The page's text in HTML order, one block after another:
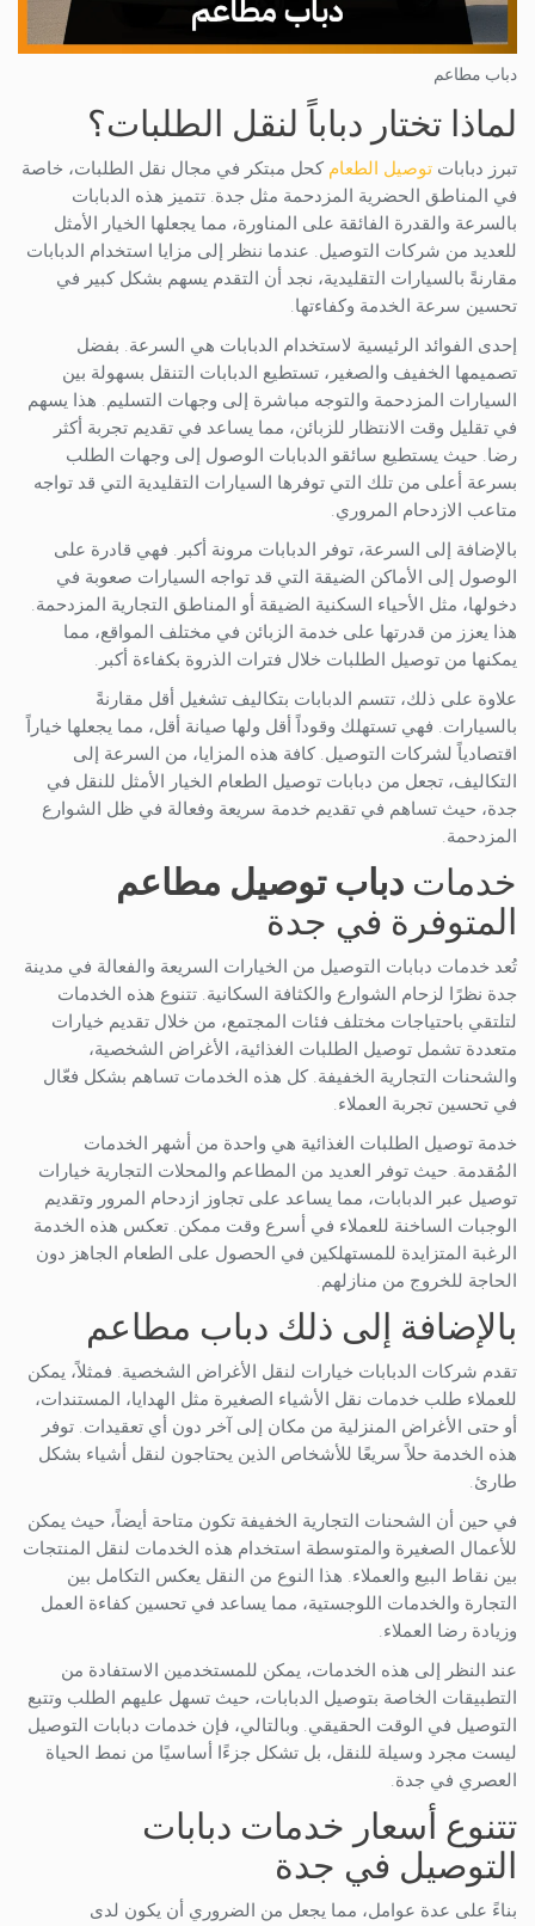
دباب مطاعم
لماذا تختار دباباً لنقل الطلبات؟
تبرز دبابات توصيل الطعام كحل مبتكر في مجال نقل الطلبات، خاصة
في المناطق الحضرية المزدحمة مثل جدة. تتميز هذه الدبابات
بالسرعة والقدرة الفائقة على المناورة، مما يجعلها الخيار الأمثل
للعديد من شركات التوصيل. عندما ننظر إلى مزايا استخدام الدبابات
مقارنةً بالسيارات التقليدية، نجد أن التقدم يسهم بشكل كبير في
تحسين سرعة الخدمة وكفاءتها.
إحدى الفوائد الرئيسية لاستخدام الدبابات هي السرعة. بفضل
تصميمها الخفيف والصغير، تستطيع الدبابات التنقل بسهولة بين
السيارات المزدحمة والتوجه مباشرة إلى وجهات التسليم. هذا يسهم
في تقليل وقت الانتظار للزبائن، مما يساعد في تقديم تجربة أكثر
رضا. حيث يستطيع سائقو الدبابات الوصول إلى وجهات الطلب
بسرعة أعلى من تلك التي توفرها السيارات التقليدية التي قد تواجه
متاعب الازدحام المروري.
بالإضافة إلى السرعة، توفر الدبابات مرونة أكبر. فهي قادرة على
الوصول إلى الأماكن الضيقة التي قد تواجه السيارات صعوبة في
دخولها، مثل الأحياء السكنية الضيقة أو المناطق التجارية المزدحمة.
هذا يعزز من قدرتها على خدمة الزبائن في مختلف المواقع، مما
يمكنها من توصيل الطلبات خلال فترات الذروة بكفاءة أكبر.
علاوة على ذلك، تتسم الدبابات بتكاليف تشغيل أقل مقارنةً
بالسيارات. فهي تستهلك وقوداً أقل ولها صيانة أقل، مما يجعلها خياراً
اقتصادياً لشركات التوصيل. كافة هذه المزايا، من السرعة إلى
التكاليف، تجعل من دبابات توصيل الطعام الخيار الأمثل للنقل في
جدة، حيث تساهم في تقديم خدمة سريعة وفعالة في ظل الشوارع
المزدحمة.
خدمات دبابتوصيل مطاعم
المتوفرة في جدة
تُعد خدمات دبابات التوصيل من الخيارات السريعة والفعالة في مدينة
جدة نظرًا لزحام الشوارع والكثافة السكانية. تتنوع هذه الخدمات
لتلتقي باحتياجات مختلف فئات المجتمع، من خلال تقديم خيارات
متعددة تشمل توصيل الطلبات الغذائية، الأغراض الشخصية،
والشحنات التجارية الخفيفة. كل هذه الخدمات تساهم بشكل فعّال
في تحسين تجربة العملاء.
خدمة توصيل الطلبات الغذائية هي واحدة من أشهر الخدمات
المُقدمة. حيث توفر العديد من المطاعم والمحلات التجارية خيارات
توصيل عبر الدبابات، مما يساعد على تجاوز ازدحام المرور وتقديم
الوجبات الساخنة للعملاء في أسرع وقت ممكن. تعكس هذه الخدمة
الرغبة المتزايدة للمستهلكين في الحصول على الطعام الجاهز دون
الحاجة للخروج من منازلهم.
بالإضافة إلى ذلك دباب مطاعم
تقدم شركات الدبابات خيارات لنقل الأغراض الشخصية. فمثلاً، يمكن
للعملاء طلب خدمات نقل الأشياء الصغيرة مثل الهدايا، المستندات،
أو حتى الأغراض المنزلية من مكان إلى آخر دون أي تعقيدات. توفر
هذه الخدمة حلاً سريعًا للأشخاص الذين يحتاجون لنقل أشياء بشكل
طارئ.
في حين أن الشحنات التجارية الخفيفة تكون متاحة أيضاً، حيث يمكن
للأعمال الصغيرة والمتوسطة استخدام هذه الخدمات لنقل المنتجات
بين نقاط البيع والعملاء. هذا النوع من النقل يعكس التكامل بين
التجارة والخدمات اللوجستية، مما يساعد في تحسين كفاءة العمل
وزيادة رضا العملاء.
عند النظر إلى هذه الخدمات، يمكن للمستخدمين الاستفادة من
التطبيقات الخاصة بتوصيل الدبابات، حيث تسهل عليهم الطلب وتتبع
التوصيل في الوقت الحقيقي. وبالتالي، فإن خدمات دبابات التوصيل
ليست مجرد وسيلة للنقل، بل تشكل جزءًا أساسيًا من نمط الحياة
العصري في جدة.
تتنوع أسعار خدمات دبابات
التوصيل في جدة
بناءً على عدة عوامل، مما يجعل من الضروري أن يكون لدى